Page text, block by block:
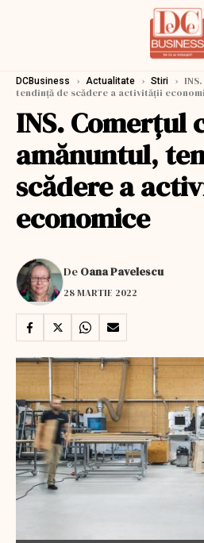
DCBusiness › Actualitate › Stiri ›
tendință de scădere a activității
INS. Comerţul
amănuntul,
scădere a
economice
De Oana Pavelescu
28 MARTIE 2022